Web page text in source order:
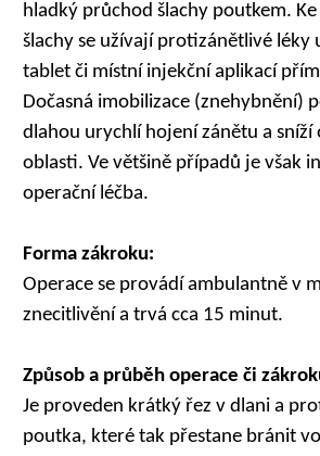
hladký průchod šlachy poutkem.
šlachy se užívají protizánětlivé léky
tablet či místní injekční aplikací
Dočasná imobilizace (znehybnění)
dlahou urychlí hojení zánětu a sníží
oblasti. Ve většině případů je však
operační léčba.
Forma zákroku:
Operace se provádí ambulantně v
znecitlivění a trvá cca 15 minut.
Způsob a průběh operace či
Je proveden krátký řez v dlani a
poutka, které tak přestane bránit